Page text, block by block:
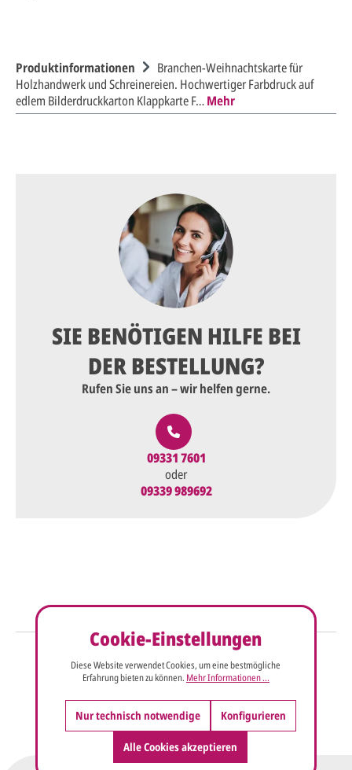
Produktinformationen
Branchen-Weihnachtskarte für
Holzhandwerk und Schreinereien. Hochwertiger Farbdruck auf
edlem Bilderdruckkarton Klappkarte F…Mehr
SIE BENÖTIGEN HILFE BEI
DER BESTELLUNG?
Rufen Sie uns an – wir helfen gerne.
09331 7601
oder
09339 989692
So einfach geht's
Sie senden uns IhreAnfrage
über dieses Formular mit Ihren
vorläufigen Wünschen für den
Cookie-Einstellungen
Diese Website verwendet Cookies, um eine bestmögliche
Erfahrung bieten zu können. Mehr Informationen ...
Nur technisch notwendige Konfigurieren
Alle Cookies akzeptieren